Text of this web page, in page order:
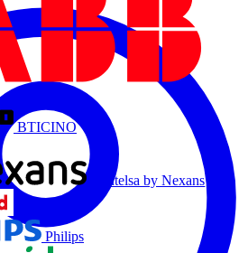
BTICINO
Centelsa by Nexans
Philips